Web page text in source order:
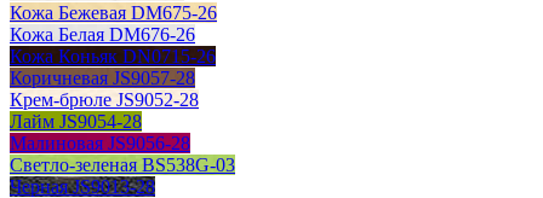
Кожа Бежевая DM675-26
Кожа Белая DM676-26
Кожа Коньяк DN0715-26
Коричневая JS9057-28
Крем-брюле JS9052-28
Лайм JS9054-28
Малиновая JS9056-28
Светло-зеленая BS538G-03
Черная JS9013-28